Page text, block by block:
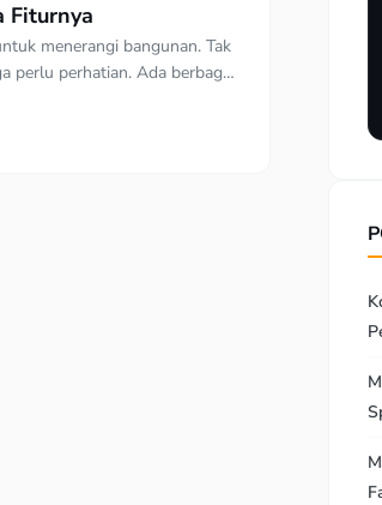
Fiturnya
menerangi bangunan. Tak
perlu perhatian. Ada berbagai
Lampu Penemuan